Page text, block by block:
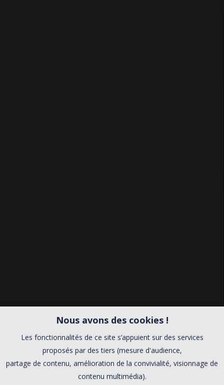
Nous avons des cookies !
Les fonctionnalités de ce site s’appuient sur des services
proposés par des tiers (mesure d'audience,
partage de contenu, amélioration de la convivialité, visionnage de
contenu multimédia).